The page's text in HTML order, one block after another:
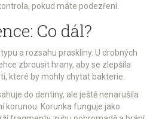
pokud máte podezření.
Co dál?
a rozsahu praskliny. U drobných
zbrousit hrany, aby se zlepšila
které by mohly chytat bakterie.
do dentiny, ale ještě nenarušila
korunou. Korunka funguje jako